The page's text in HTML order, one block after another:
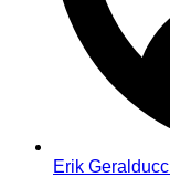
Erik